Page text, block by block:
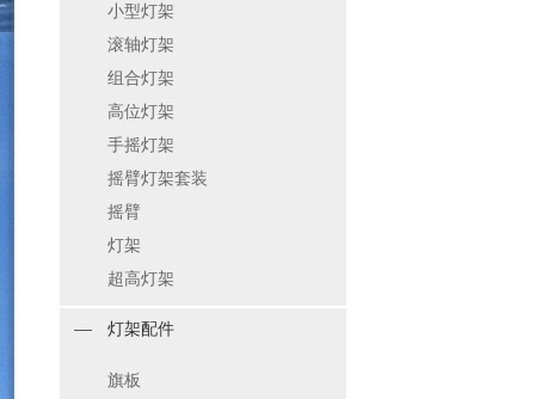
小型灯架
滚轴灯架
组合灯架
高位灯架
手摇灯架
摇臂灯架套装
摇臂
灯架
超高灯架
灯架配件
旗板